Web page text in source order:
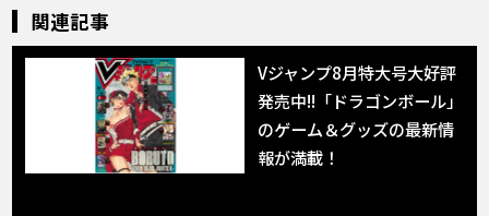
関連記事
Vジャンプ8月特大号大好評
発売中!!「ドラゴンボール」
のゲーム＆グッズの最新情
報が満載！